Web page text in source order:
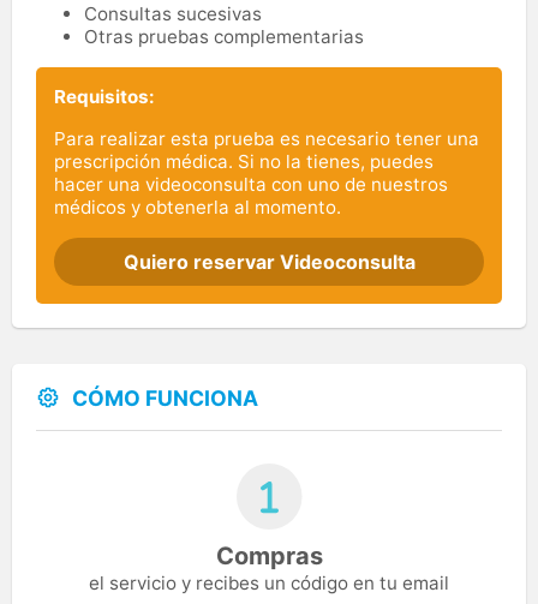
Consultas sucesivas
Otras pruebas complementarias
Requisitos:
Para realizar esta prueba es necesario tener una
prescripción médica. Si no la tienes, puedes
hacer una videoconsulta con uno de nuestros
médicos y obtenerla al momento.
Quiero reservar Videoconsulta
CÓMO FUNCIONA
Compras
el servicio y recibes un código en tu email